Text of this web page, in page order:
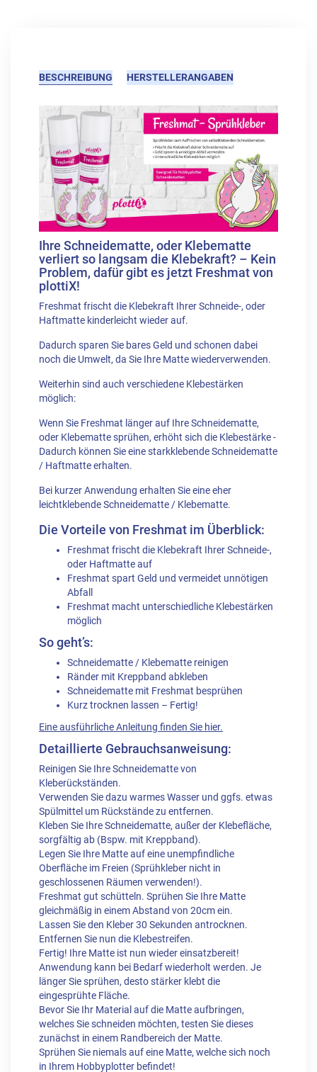
BESCHREIBUNG HERSTELLERANGABEN
Ihre Schneidematte, oder Klebematte
verliert so langsam die Klebekraft? – Kein
Problem, dafür gibt es jetzt Freshmat von
plottiX!
Freshmat frischt die Klebekraft Ihrer Schneide-, oder
Haftmatte kinderleicht wieder auf.
Dadurch sparen Sie bares Geld und schonen dabei
noch die Umwelt, da Sie Ihre Matte wiederverwenden.
Weiterhin sind auch verschiedene Klebestärken
möglich:
Wenn Sie Freshmat länger auf Ihre Schneidematte,
oder Klebematte sprühen, erhöht sich die Klebestärke -
Dadurch können Sie eine starkklebende Schneidematte
/ Haftmatte erhalten.
Bei kurzer Anwendung erhalten Sie eine eher
leichtklebende Schneidematte / Klebematte.
Die Vorteile von Freshmat im Überblick:
Freshmat frischt die Klebekraft Ihrer Schneide-,
oder Haftmatte auf
Freshmat spart Geld und vermeidet unnötigen
Abfall
Freshmat macht unterschiedliche Klebestärken
möglich
So geht’s:
Schneidematte / Klebematte reinigen
Ränder mit Kreppband abkleben
Schneidematte mit Freshmat besprühen
Kurz trocknen lassen – Fertig!
Eine ausführliche Anleitung finden Sie hier.
Detaillierte Gebrauchsanweisung:
Reinigen Sie Ihre Schneidematte von
Kleberückständen.
Verwenden Sie dazu warmes Wasser und ggfs. etwas
Spülmittel um Rückstände zu entfernen.
Kleben Sie Ihre Schneidematte, außer der Klebefläche,
sorgfältig ab (Bspw. mit Kreppband).
Legen Sie Ihre Matte auf eine unempfindliche
Oberfläche im Freien (Sprühkleber nicht in
geschlossenen Räumen verwenden!).
Freshmat gut schütteln. Sprühen Sie Ihre Matte
gleichmäßig in einem Abstand von 20cm ein.
Lassen Sie den Kleber 30 Sekunden antrocknen.
Entfernen Sie nun die Klebestreifen.
Fertig! Ihre Matte ist nun wieder einsatzbereit!
Anwendung kann bei Bedarf wiederholt werden. Je
länger Sie sprühen, desto stärker klebt die
eingesprühte Fläche.
Bevor Sie Ihr Material auf die Matte aufbringen,
welches Sie schneiden möchten, testen Sie dieses
zunächst in einem Randbereich der Matte.
Sprühen Sie niemals auf eine Matte, welche sich noch
in Ihrem Hobbyplotter befindet!